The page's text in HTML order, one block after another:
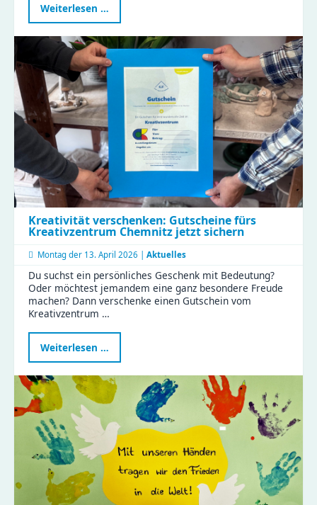
Weiterlesen …
öffnet
Türen
für
die
Aktionswoche
Perspektivwechsel
Kreativität verschenken: Gutscheine fürs
Kreativzentrum Chemnitz jetzt sichern
Montag der 13. April 2026 | Aktuelles
Du suchst ein persönliches Geschenk mit Bedeutung?
Oder möchtest jemandem eine ganz besondere Freude
machen? Dann verschenke einen Gutschein vom
Kreativzentrum …
Weiterlesen …
verschenken:
Gutscheine
fürs
Kreativzentrum
Chemnitz
jetzt
sichern